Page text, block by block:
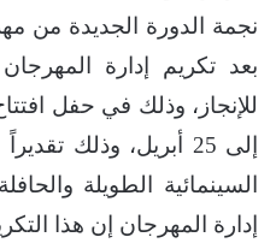
نجمة الدورة الجديدة من
بعد تكريم إدارة
للإنجاز، وذلك في حفل
إلى 25 أبريل، وذلك
السينمائية الطويلة
إدارة المهرجان إن هذا